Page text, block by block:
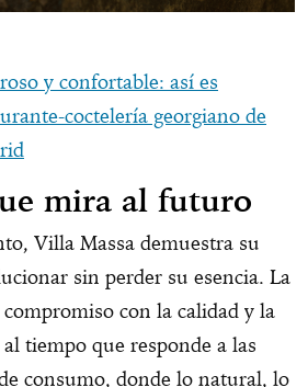
y confortable: así es
coctelería georgiano de
mira al futuro
Villa Massa demuestra su
sin perder su esencia. La
con la calidad y la
tiempo que responde a las
consumo, donde lo natural, lo